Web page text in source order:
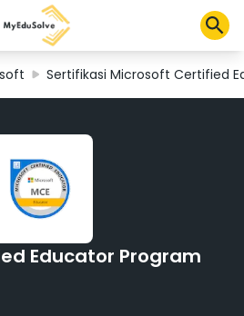
Sertifikasi Microsoft Certified
Educator Program